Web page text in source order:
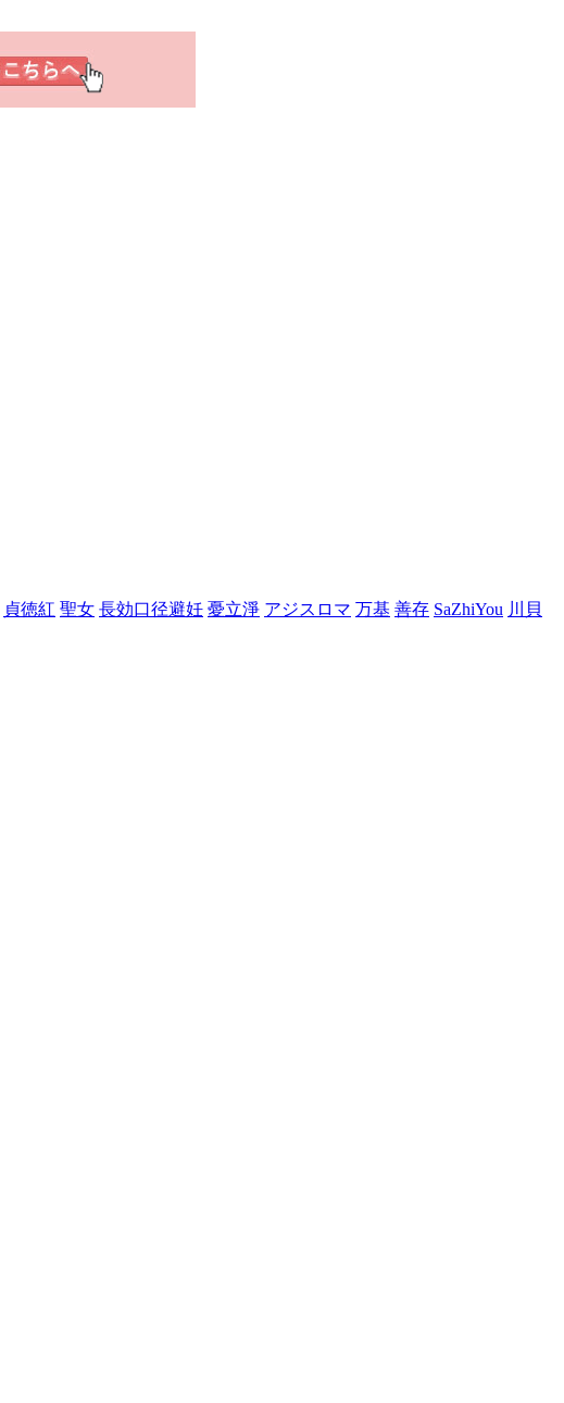
貞徳紅 聖女 長効口径避妊 憂立淨 アジスロマ 万基 善存 SaZhiYou 川貝